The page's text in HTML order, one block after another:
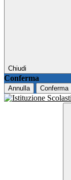
Chiudi
Conferma
Annulla Conferma